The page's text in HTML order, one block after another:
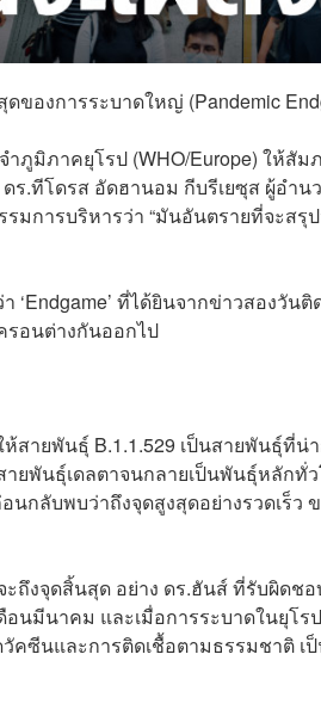
องการระบาดใหญ่ (Pandemic
ภูมิภาคยุโรป (WHO/Europe) ให้สั
ร.ทีโดรส อัดฮานอม กีบรีเยซุส ผู้อำ
มการบริหารว่า “มันอันตรายที่จะสรุ
‘Endgame’ ที่ได้ยินจากข่าวสองวัน
รอนต่างกันออกไป
สายพันธุ์ B.1.1.529 เป็นสายพันธุ์ที่น่
พันธุ์เดลตาจนกลายเป็นพันธุ์หลักทั่ว
กลับพบว่าถึงจุดสูงสุดอย่างรวดเร็ว
ถึงจุดสิ้นสุด อย่าง ดร.ฮันส์ ที่รับผิดช
นมีนาคม และเมื่อการระบาดในยุโ
คซีนและการติดเชื้อตามธรรมชาติ เ